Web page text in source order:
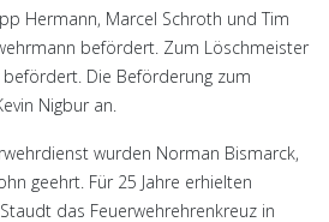
Hermann, Marcel Schroth und Tim
befördert. Zum Löschmeister
Die Beförderung zum
Nigbur an.
wurden Norman Bismarck,
geehrt. Für 25 Jahre erhielten
das Feuerwehrehrenkreuz in